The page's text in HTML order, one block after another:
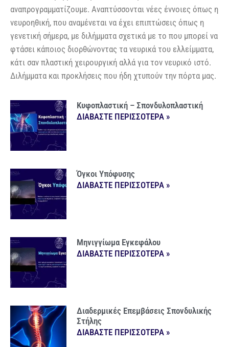
αναπρογραμματίζουμε. Αναπτύσσονται νέες έννοιες όπως η
νευροηθική, που αναμένεται να έχει επιπτώσεις όπως η
γενετική σήμερα, με διλήμματα σχετικά με το που μπορεί να
φτάσει κάποιος διορθώνοντας τα νευρικά του ελλείμματα,
κάτι σαν πλαστική χειρουργική αλλά για τον νευρικό ιστό.
Διλήμματα και προκλήσεις που ήδη χτυπούν την πόρτα μας.
Κυφοπλαστική – Σπονδυλοπλαστική
ΔΙΑΒΑΣΤΕ ΠΕΡΙΣΣΟΤΕΡΑ »
Όγκοι Υπόφυσης
ΔΙΑΒΑΣΤΕ ΠΕΡΙΣΣΟΤΕΡΑ »
Μηνιγγίωμα Εγκεφάλου
ΔΙΑΒΑΣΤΕ ΠΕΡΙΣΣΟΤΕΡΑ »
Διαδερμικές Επεμβάσεις Σπονδυλικής
Στήλης
ΔΙΑΒΑΣΤΕ ΠΕΡΙΣΣΟΤΕΡΑ »